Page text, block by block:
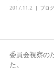
2017.11.2 ブログ
委員会視察の
た。